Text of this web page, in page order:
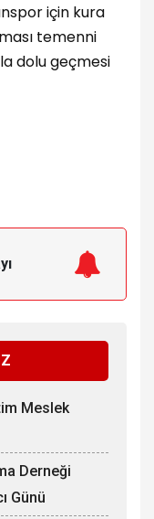
için kura
temenni
dolu geçmesi
Meslek
Derneği
Günü